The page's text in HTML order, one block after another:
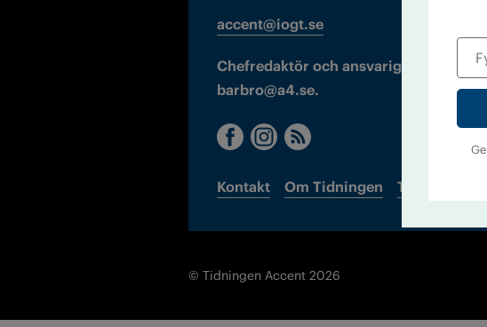
accent@iogt.se
Chefredaktör och ansvarig utgivare:
barbro@a4.se.
Kontakt Om Tidningen Tidningsarkiv
© Tidningen Accent 2026